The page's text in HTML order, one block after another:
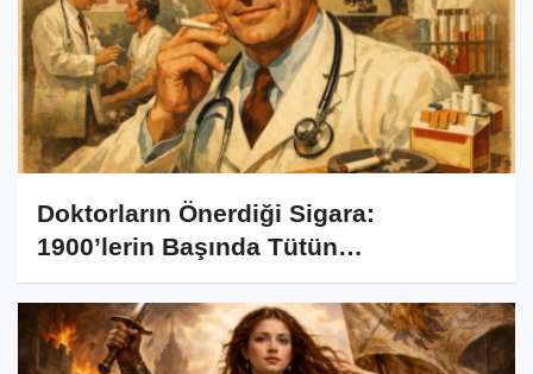
Doktorların Önerdiği Sigara:
1900’lerin Başında Tütün
Reklamlarının Şaşırtıcı Tarihi